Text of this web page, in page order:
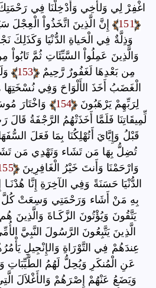
اغْفِرْ لِي وَلأَخِي وَأَدْخِلْنَا فِي
151 إِنَّ الَّذِينَ اتَّخَذُواْ الْعِجْلَ
وَذِلَّةٌ فِي الْحَياةِ الدُّنْيَا وَكَذَلِكَ
وَالَّذِينَ عَمِلُواْ السَّيِّئَاتِ ثُمَّ تَابُواْ
مِن بَعْدِهَا لَغَفُورٌ رَّحِيمٌ 153
الْغَضَبُ أَخَذَ الأَلْوَاحَ وَفِي
لِرَبِّهِمْ يَرْهَبُونَ
154
وَاخْتَارَ
لِّمِيقَاتِنَا فَلَمَّا أَخَذَتْهُمُ الرَّجْفَةُ
قَبْلُ وَإِيَّايَ أَتُهْلِكُنَا بِمَا فَعَلَ
تُضِلُّ بِهَا مَن تَشَاء وَتَهْدِي مَن
وَارْحَمْنَا وَأَنتَ خَيْرُ الْغَافِرِينَ
الدُّنْيَا حَسَنَةً وَفِي الآخِرَةِ إِنَّا
بِهِ مَنْ أَشَاء وَرَحْمَتِي وَسِعَتْ كُلَّ
يَتَّقُونَ وَيُؤْتُونَ الزَّكَـاةَ وَالَّذِينَ هُم
الَّذِينَ يَتَّبِعُونَ الرَّسُولَ النَّبِيَّ
عِندَهُمْ فِي التَّوْرَاةِ وَالإِنْجِيلِ
عَنِ الْمُنكَرِ وَيُحِلُّ لَهُمُ الطَّيِّبَاتِ
وَيَضَعُ عَنْهُمْ إِصْرَهُمْ وَالأَغْلاَلَ